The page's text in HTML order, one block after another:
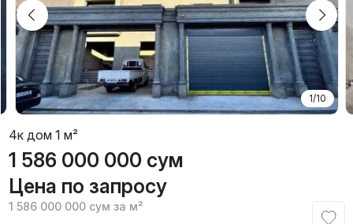
1/10
4к дом 1 м²
1 586 000 000 сум
Цена по запросу
1 586 000 000 сум за м²